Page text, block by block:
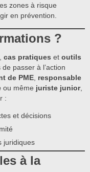
zones à risque
en prévention.
?
cas pratiques et outils
passer à l’action
de PME responsable
ou même juriste junior,
:
et décisions
juridiques
à la